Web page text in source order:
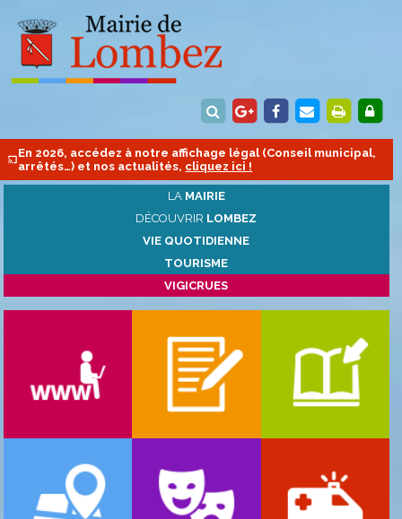
En 2026, accédez à notre affichage légal (Conseil municipal,
arrêtés…) et nos actualités, cliquez ici !
LA MAIRIE
DÉCOUVRIR LOMBEZ
VIE QUOTIDIENNE
TOURISME
VIGICRUES